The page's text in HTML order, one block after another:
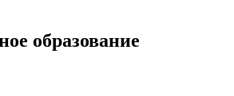
образование